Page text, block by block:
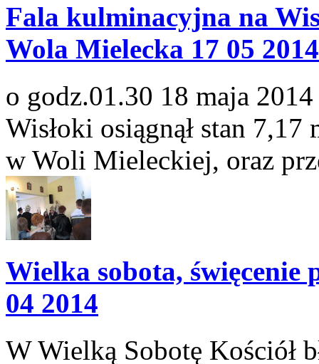
Fala kulminacyjna na
Wola Mielecka 17 05 2014
o godz.01.30 18 maja
Wisłoki osiągnął stan 7,17
w Woli Mieleckiej, oraz
Wielka sobota, święcenie
04 2014
W Wielką Sobotę Kościół